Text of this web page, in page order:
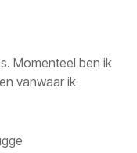
Momenteel ben ik
vanwaar ik